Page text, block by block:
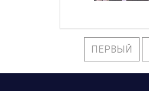
ПЕРВЫЙ